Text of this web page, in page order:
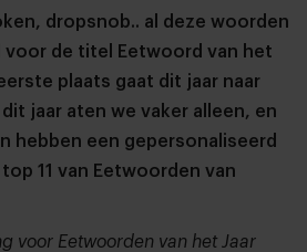
dropsnob.. al deze woorden
voor de titel Eetwoord van het
plaats gaat dit jaar naar
jaar aten we vaker alleen, en
hebben een gepersonaliseerd
11 van Eetwoorden van
voor Eetwoorden van het Jaar